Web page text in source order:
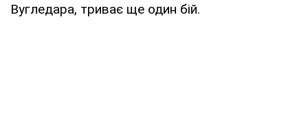
Вугледара, триває ще один бій.